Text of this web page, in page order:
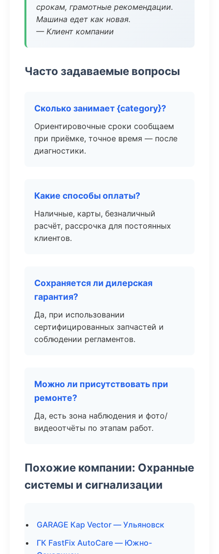
срокам, грамотные рекомендации.
Машина едет как новая.
— Клиент компании
Часто задаваемые вопросы
Сколько занимает {category}?
Ориентировочные сроки сообщаем
при приёмке, точное время — после
диагностики.
Какие способы оплаты?
Наличные, карты, безналичный
расчёт, рассрочка для постоянных
клиентов.
Сохраняется ли дилерская
гарантия?
Да, при использовании
сертифицированных запчастей и
соблюдении регламентов.
Можно ли присутствовать при
ремонте?
Да, есть зона наблюдения и фото/
видеоотчёты по этапам работ.
Похожие компании: Охранные
системы и сигнализации
GARAGE Кар Vector — Ульяновск
ГК FastFix AutoCare — Южно-